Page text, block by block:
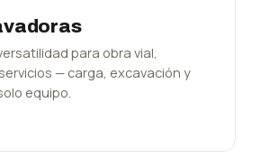
para obra vial,
— carga, excavación y
equipo.